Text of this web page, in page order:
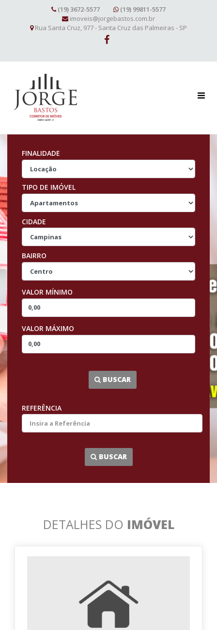
(19) 3672-5577
(19) 99811-5577
imoveis@jorgebastos.com.br
Rua Santa Cruz, 977 - Santa Cruz das Palmeiras - SP
FINALIDADE
TIPO DE IMÓVEL
CIDADE
BAIRRO
VALOR MÍNIMO
VALOR MÁXIMO
BUSCAR
REFERÊNCIA
BUSCAR
DETALHES DO IMÓVEL